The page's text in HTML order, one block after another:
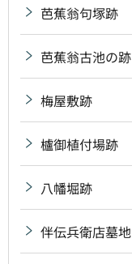
芭蕉翁句塚跡
芭蕉翁古池の跡
梅屋敷跡
櫨御植付場跡
八幡堀跡
伴伝兵衛店墓地